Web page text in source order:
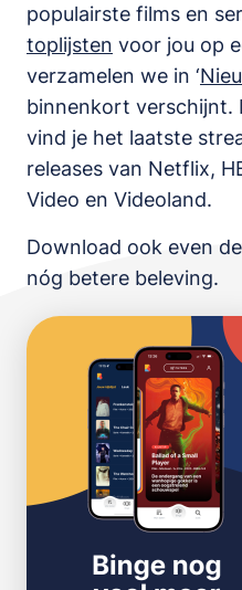
populairste films en
toplijsten voor jou op
verzamelen we in ‘
binnenkort verschijnt.
vind je het laatste
releases van Netflix,
Video en Videoland.
Download ook even de
nóg betere beleving.